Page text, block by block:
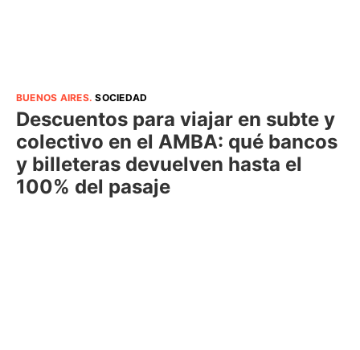
BUENOS AIRES.SOCIEDAD
Descuentos para viajar en subte y
colectivo en el AMBA: qué bancos
y billeteras devuelven hasta el
100% del pasaje